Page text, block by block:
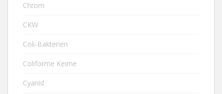
Chrom
CKW
Coli-Bakterien
Coliforme Keime
Cyanid